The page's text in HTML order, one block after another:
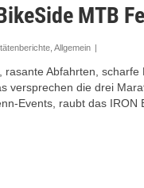
MTB
,Allgemein |
rasante Abfahrten,
versprechen die drei
Events, raubt das